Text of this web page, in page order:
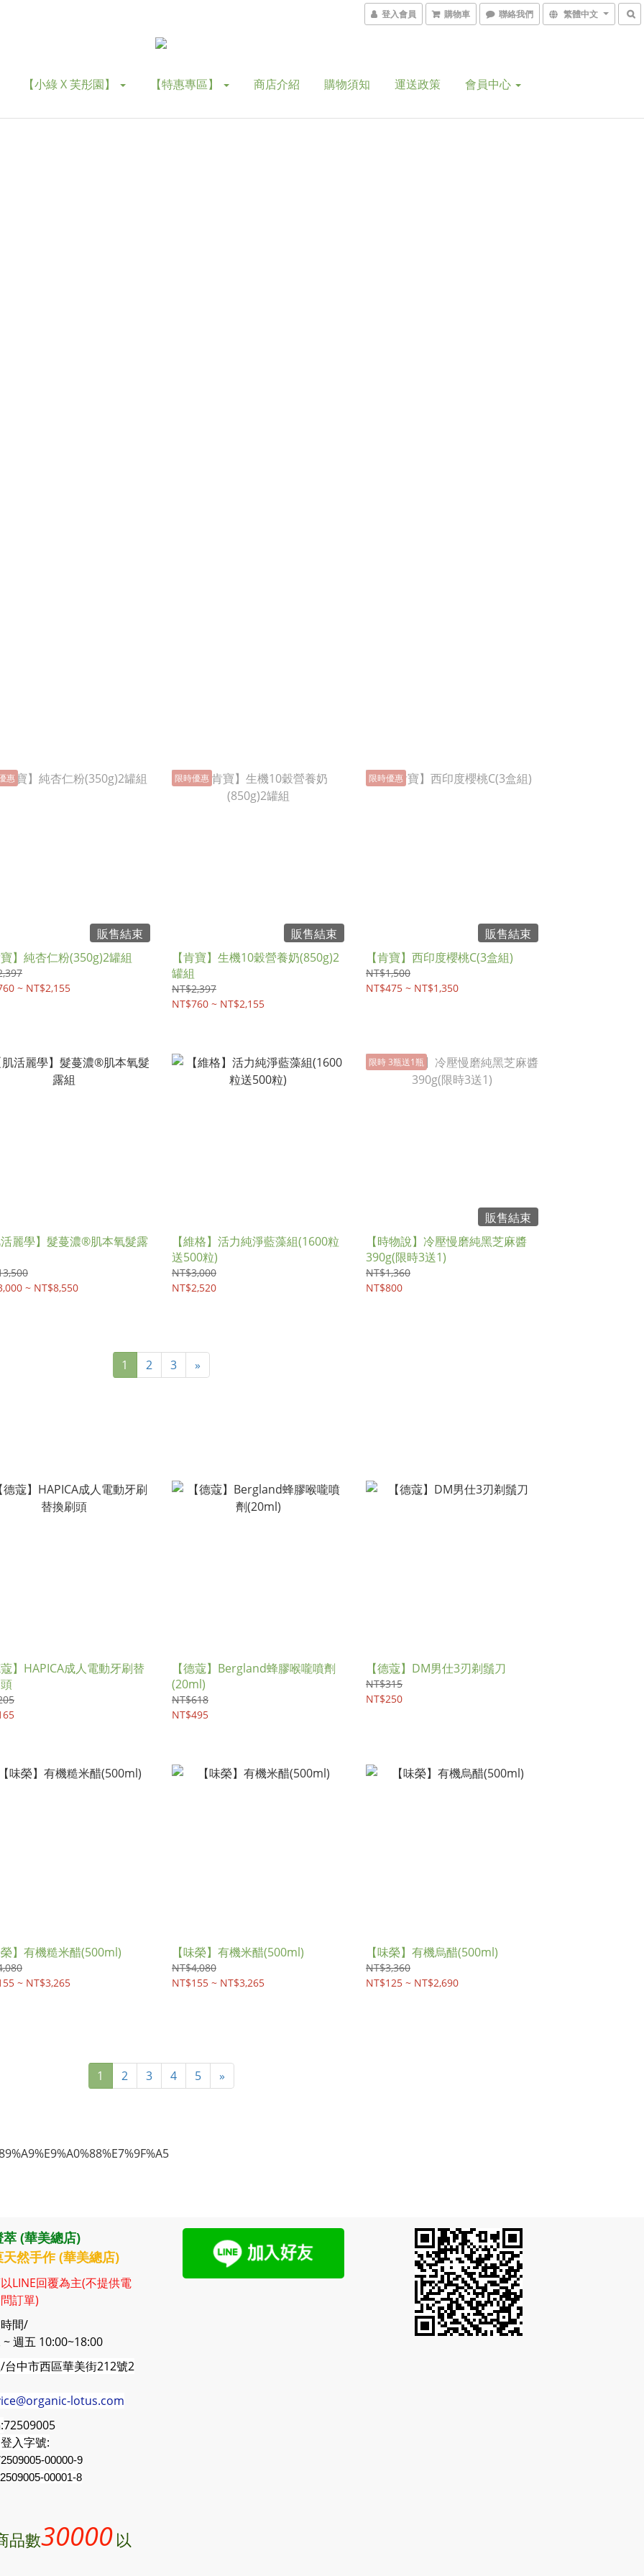
登入會員 購物車 聯絡我們 繁體中文
【小綠 X 芙彤園】 【特惠專區】 商店介紹 購物須知 運送政策 會員中心
惠
販售結束
】純杏仁粉(350g)2罐組
~ NT$2,155
限時優惠
販售結束
【肯寶】生機10穀營養奶(850g)2
罐組
NT$2,397
NT$760 ~ NT$2,155
限時優惠
販售結束
【肯寶】西印度櫻桃C(3盒組)
NT$1,500
NT$475 ~ NT$1,350
麗學】髮蔓濃®肌本氧髮露
~ NT$8,550
【維格】活力純淨藍藻組(1600粒
送500粒)
NT$3,000
NT$2,520
限時 3瓶送1瓶
販售結束
【時物說】冷壓慢磨純黑芝麻醬
390g(限時3送1)
NT$1,360
NT$800
1 2 3 »
】HAPICA成人電動牙刷替
【德蔻】Bergland蜂膠喉嚨噴劑
(20ml)
NT$618
NT$495
【德蔻】DM男仕3刃剃鬚刀
NT$315
NT$250
】有機糙米醋(500ml)
~ NT$3,265
【味榮】有機米醋(500ml)
NT$4,080
NT$155 ~ NT$3,265
【味榮】有機烏醋(500ml)
NT$3,360
NT$125 ~ NT$2,690
1 2 3 4 5 »
萃 (華美總店)
天然手作 (華美總店)
LINE回覆為主(不提供電
訂單)
間/
~ 週五 10:00~18:00
台中市西區華美街212號2
lotus.com
72509005
入字號:
00000-9
-00001-8
品數30000 以